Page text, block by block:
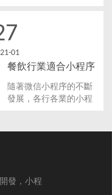
美團，餓了么等等。雖
到了更多展示商品的機
會，但是也面臨外賣平
臺的高抽層，這讓很多
餐飲店叫苦不堪。
01
餐飲行業適合小程序
開發
隨著微信小程序的不斷
發展，各行各業的小程
發，小程